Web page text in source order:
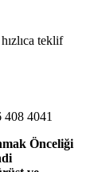
teklif
408 4041
Önceliği